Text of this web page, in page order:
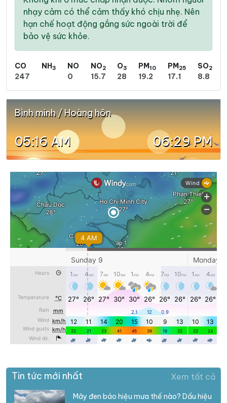
nhạy cảm có thể cảm thấy khó chịu nhẹ. Nên
hạn chế hoạt động gắng sức ngoài trời để
bảo vệ sức khỏe.
CO
247
NH3
NO
0
NO2
15.7
O3
28
PM10
19.2
PM25
17.1
SO2
8.8
Bình minh / Hoàng hôn
05:16 AM 06:29 PM
Tin tức mới nhất Xem tất cả
Mây đen báo hiệu mưa thế nào? Dấu hiệu